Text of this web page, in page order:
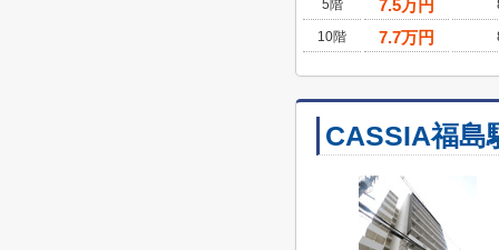
5階
7.5万円
10階 7.7万円
CASSIA福島